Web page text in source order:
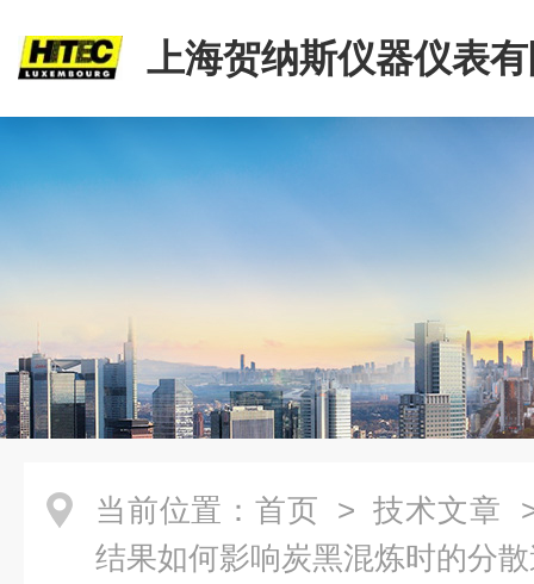
上海贺纳斯仪器仪表
当前位置： 首页 > 技术文章
结果如何影响炭黑混炼时的分